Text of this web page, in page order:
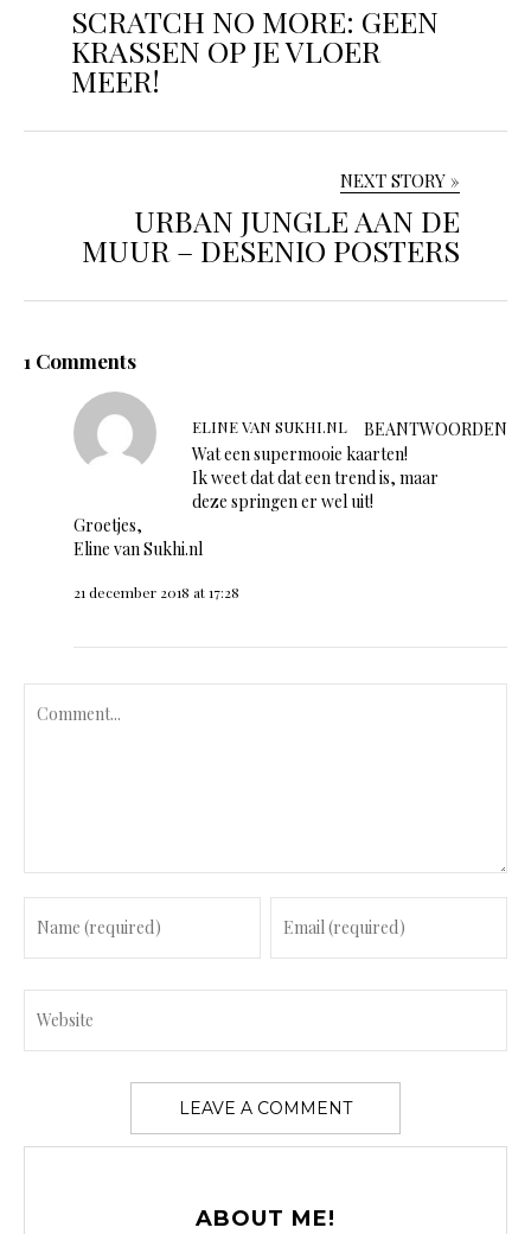
SCRATCH NO MORE: GEEN
KRASSEN OP JE VLOER
MEER!
NEXT STORY »
URBAN JUNGLE AAN DE
MUUR – DESENIO POSTERS
1 Comments
ELINE VAN SUKHI.NL
BEANTWOORDEN
Wat een supermooie kaarten!
Ik weet dat dat een trend is, maar
deze springen er wel uit!
Groetjes,
Eline van Sukhi.nl
21 december 2018 at 17:28
ABOUT ME!